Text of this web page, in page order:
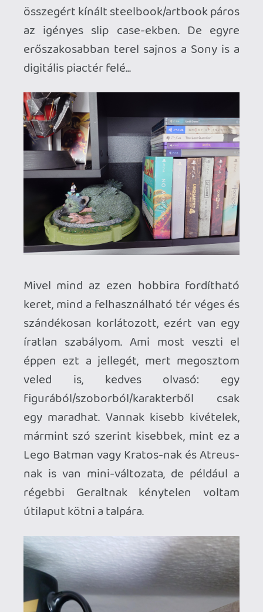
Ha már LEGO, akkor pont kapóra jött ez a
tetszetős Tallneck, mivel egyik Horizon
gyűjtői változatának figurája sem
tetszett különösebben, de a "Totaku"
Aloy mellé vágytam valami eredetire, ami
A másik hosszút egyelőre Corvo Attano
maszkja foglalja el az Arkane-kollekció
gyöngyszemeként, de úgy érzem, előbb-
utóbb a falon fog kikötni ez a zsivány
ereklye.